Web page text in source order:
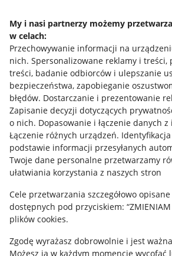
My i nasi partnerzy możemy
w celach:
Przechowywanie informacji na
nich. Spersonalizowane reklamy i treści,
treści, badanie odbiorców i ulepszanie
bezpieczeństwa, zapobieganie
błędów. Dostarczanie i prezentowanie
Zapisanie decyzji dotyczących
o nich. Dopasowanie i łączenie danych z
Łączenie różnych urządzeń.
podstawie informacji przesyłanych
Twoje dane personalne przetwarzamy
ułatwiania korzystania z naszych stron
Cele przetwarzania szczegółowo
dostępnych pod przyciskiem: “ZMIENIAM
plików cookies.
Zgodę wyrażasz dobrowolnie i jest
Możesz ją w każdym momencie wycofać
Allegro Gadane dla sprzedających
Allegro Gadane dla kupujących
Mapa miejscowości
Informacje prawne
Regulamin
Polityka plików "cookies"
Ustawienia plików "cookies"
Udostępnianie lokalizacji
Informacje dla Aktu o Usługach
Pobierz aplikację